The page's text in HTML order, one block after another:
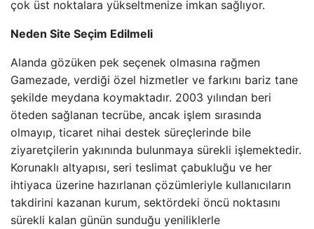
çok üst noktalara yükseltmenize imkan sağlıyor.
Neden Site Seçim Edilmeli
Alanda gözüken pek seçenek olmasına rağmen
Gamezade, verdiği özel hizmetler ve farkını bariz tane
şekilde meydana koymaktadır. 2003 yılından beri
öteden sağlanan tecrübe, ancak işlem sırasında
olmayıp, ticaret nihai destek süreçlerinde bile
ziyaretçilerin yakınında bulunmaya sürekli işlemektedir.
Korunaklı altyapısı, seri teslimat çabukluğu ve her
ihtiyaca üzerine hazırlanan çözümleriyle kullanıcıların
takdirini kazanan kurum, sektördeki öncü noktasını
sürekli kalan günün sunduğu yeniliklerle